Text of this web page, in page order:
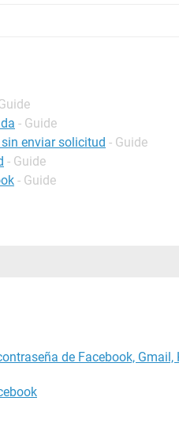
- Guide
enviar solicitud - Guide
- Guide
- Guide
de Facebook, Gmail,